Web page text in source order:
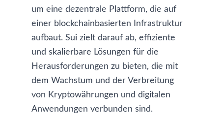
um eine dezentrale Plattform, die auf
einer blockchainbasierten Infrastruktur
aufbaut. Sui zielt darauf ab, effiziente
und skalierbare Lösungen für die
Herausforderungen zu bieten, die mit
dem Wachstum und der Verbreitung
von Kryptowährungen und digitalen
Anwendungen verbunden sind.